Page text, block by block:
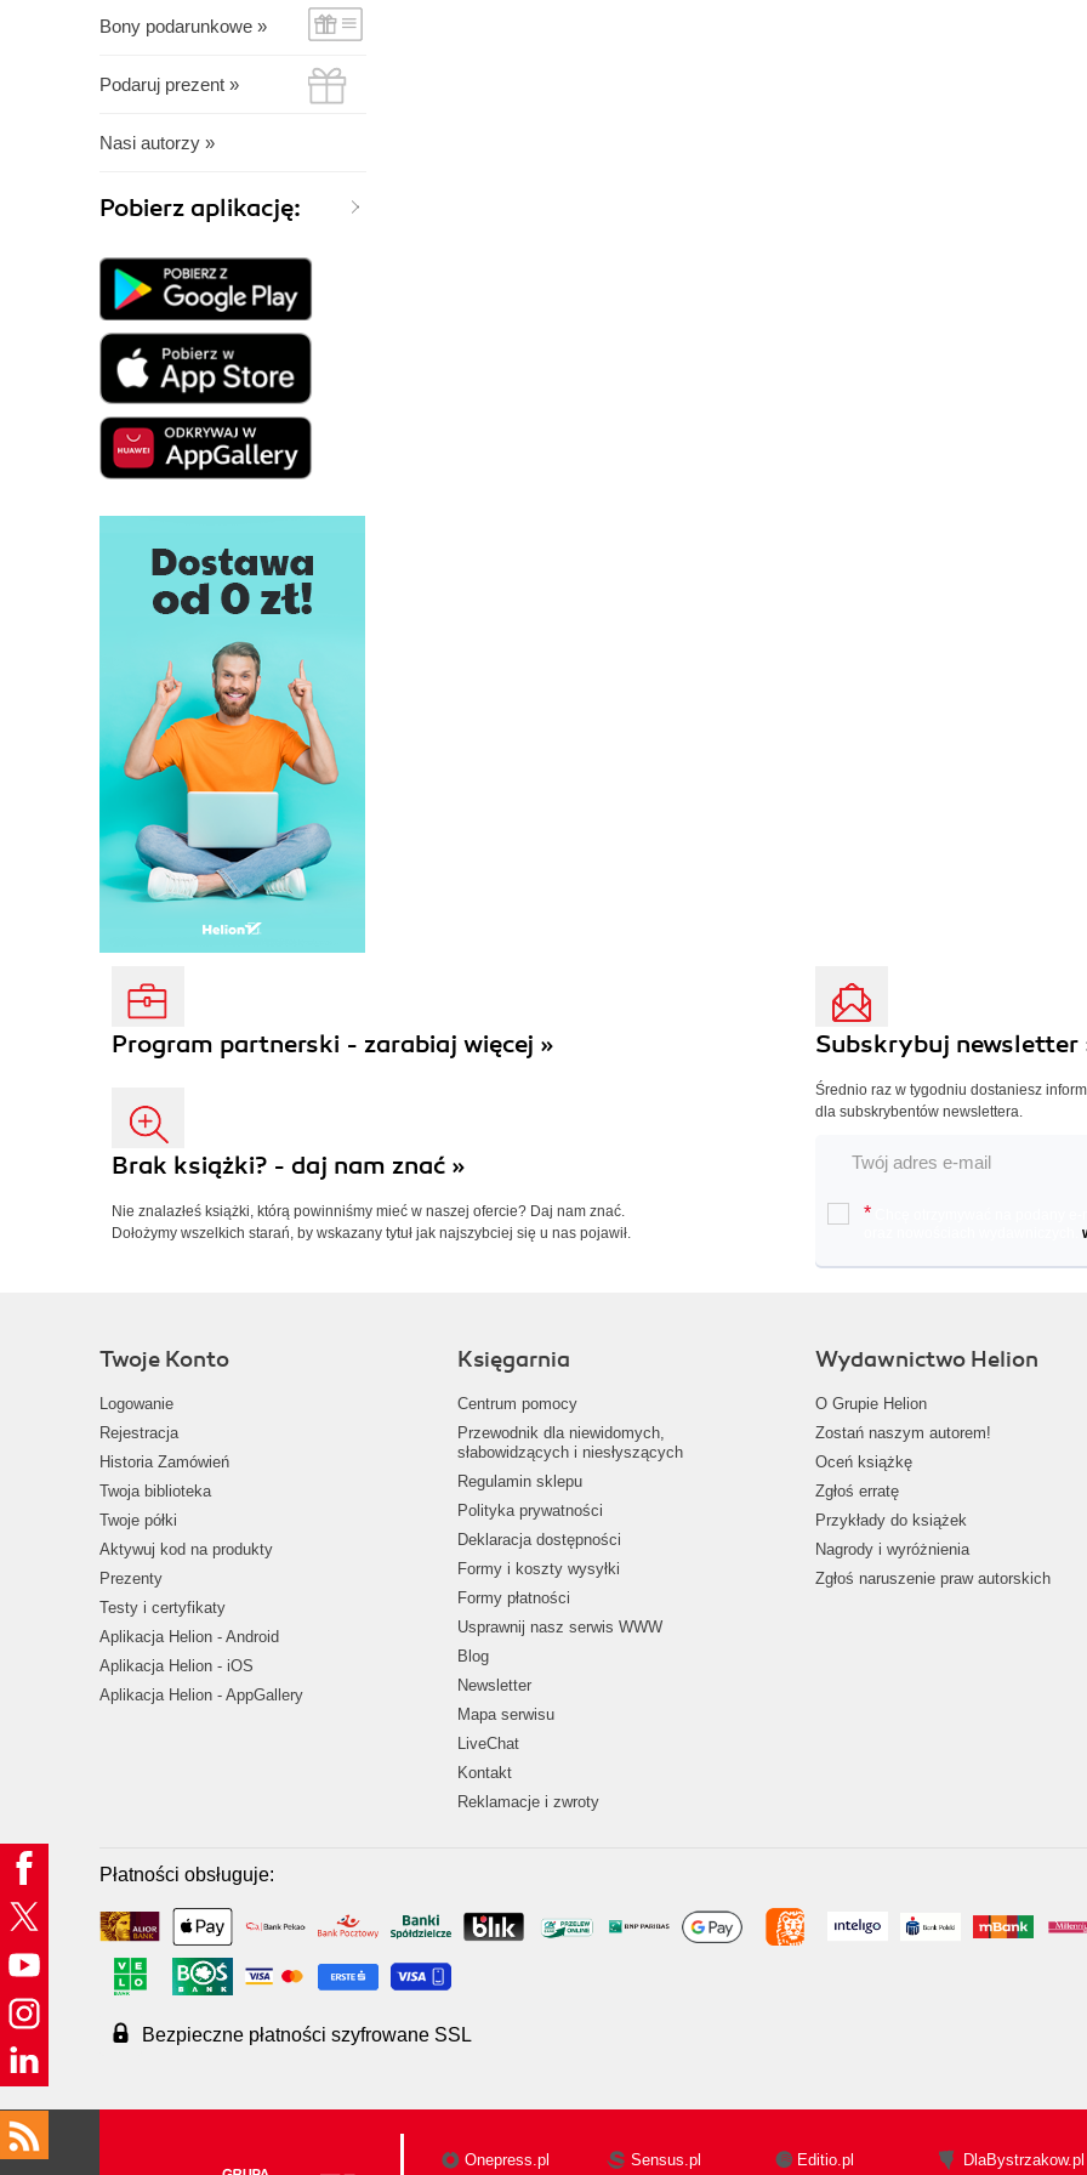
Bony podarunkowe »
Podaruj prezent »
Nasi autorzy »
Pobierz aplikację:
Program partnerski - zarabiaj więcej »
Brak książki? - daj nam znać »
Nie znalazłeś książki, którą powinniśmy mieć w naszej ofercie? Daj nam znać.
Dołożymy wszelkich starań, by wskazany tytuł jak najszybciej się u nas pojawił.
Subskrybuj newsletter
Średnio raz w tygodniu dostaniesz
dla subskrybentów newslettera.
*
Twoje Konto
Logowanie
Rejestracja
Historia Zamówień
Twoja biblioteka
Twoje półki
Aktywuj kod na produkty
Prezenty
Testy i certyfikaty
Aplikacja Helion - Android
Aplikacja Helion - iOS
Aplikacja Helion - AppGallery
Księgarnia
Centrum pomocy
Przewodnik dla niewidomych,
słabowidzących i niesłyszących
Regulamin sklepu
Polityka prywatności
Deklaracja dostępności
Formy i koszty wysyłki
Formy płatności
Usprawnij nasz serwis WWW
Blog
Newsletter
Mapa serwisu
LiveChat
Kontakt
Reklamacje i zwroty
Wydawnictwo Helion
O Grupie Helion
Zostań naszym autorem!
Oceń książkę
Zgłoś erratę
Przykłady do książek
Nagrody i wyróżnienia
Zgłoś naruszenie praw autorskich
Płatności obsługuje:
Bezpieczne płatności szyfrowane SSL
Onepress.pl Sensus.pl Editio.pl DlaBystrzakow.pl